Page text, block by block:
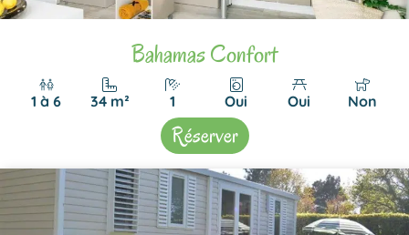
Bahamas Confort
1 à 6 34 m² 1 Oui Oui Non
Réserver